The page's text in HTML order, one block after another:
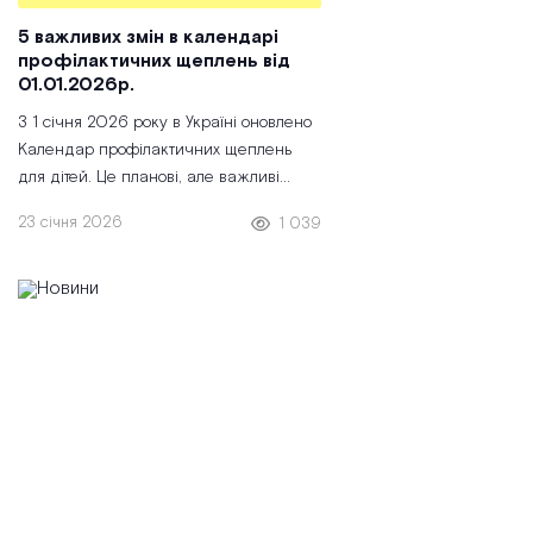
5 важливих змін в календарі
профілактичних щеплень від
01.01.2026р.
З 1 січня 2026 року в Україні оновлено
Календар профілактичних щеплень
для дітей. Це планові, але важливі
вакцин, інтервалів між щепленнями та
23 січня 2026 1 039